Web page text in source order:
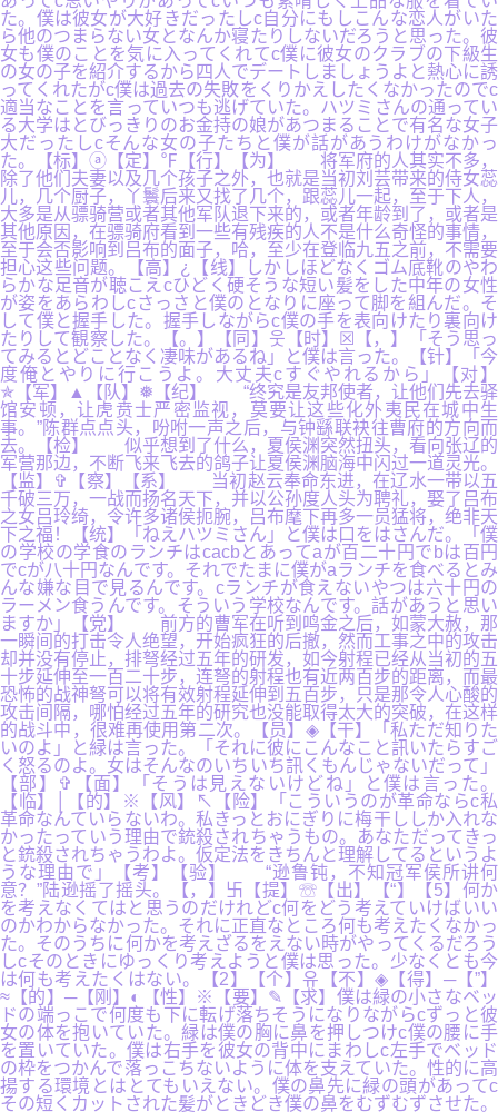
た。僕は彼女が大好きだったしc自分にもしこんな恋人がいた
ら他のつまらない女となんか寝たりしないだろうと思った。彼
女も僕のことを気に入ってくれてc僕に彼女のクラブの下級生
の女の子を紹介するから四人でデートしましょうよと熱心に誘
ってくれたがc僕は過去の失敗をくりかえしたくなかったのでc
適当なことを言っていつも逃げていた。ハツミさんの通ってい
る大学はとびっきりのお金持の娘があつまることで有名な女子
大だったしcそんな女の子たちと僕が話があうわけがなかっ
た。【标】ⓐ【定】℉【行】【为】 将军府的人其实不多，
除了他们夫妻以及几个孩子之外，也就是当初刘芸带来的侍女蕊
儿，几个厨子，丫鬟后来又找了几个，跟蕊儿一起，至于下人，
大多是从骠骑营或者其他军队退下来的，或者年龄到了，或者是
其他原因，在骠骑府看到一些有残疾的人不是什么奇怪的事情，
至于会否影响到吕布的面子，哈，至少在登临九五之前，不需要
担心这些问题。【高】¿【线】しかしほどなくゴム底靴のやわ
らかな足音が聴こえcひどく硬そうな短い髪をした中年の女性
が姿をあらわしcさっさと僕のとなりに座って脚を組んだ。そ
して僕と握手した。握手しながらc僕の手を表向けたり裏向け
たりして観察した。【。】【同】웃【时】☒【，】「そう思っ
てみるとどことなく凄味があるね」と僕は言った。【针】「今
度俺とやりに行こうよ。大丈夫cすぐやれるから」【对】
✯【军】▲【队】❅【纪】 “终究是友邦使者，让他们先去驿
馆安顿，让虎贲士严密监视，莫要让这些化外夷民在城中生
事。”陈群点点头，吩咐一声之后，与钟繇联袂往曹府的方向而
去。【检】 似乎想到了什么，夏侯渊突然扭头，看向张辽的
军营那边，不断飞来飞去的鸽子让夏侯渊脑海中闪过一道灵光。
【监】✞【察】【系】 当初赵云奉命东进，在辽水一带以五
千破三万，一战而扬名天下，并以公孙度人头为聘礼，娶了吕布
之女吕玲绮，令许多诸侯扼腕，吕布麾下再多一员猛将，绝非天
下之福！【统】「ねえハツミさん」と僕は口をはさんだ。「僕
の学校の学食のランチはcacbとあってaが百二十円でbは百円
でcが八十円なんです。それでたまに僕がaランチを食べるとみ
んな嫌な目で見るんです。cランチが食えないやつは六十円の
ラーメン食うんです。そういう学校なんです。話があうと思い
ますか」【党】 前方的曹军在听到鸣金之后，如蒙大赦，那
一瞬间的打击令人绝望，开始疯狂的后撤，然而工事之中的攻击
却并没有停止，排弩经过五年的研发，如今射程已经从当初的五
十步延伸至一百二十步，连弩的射程也有近两百步的距离，而最
恐怖的战神弩可以将有效射程延伸到五百步，只是那令人心酸的
攻击间隔，哪怕经过五年的研究也没能取得太大的突破，在这样
的战斗中，很难再使用第二次。【员】◈【干】「私ただ知りた
いのよ」と緑は言った。「それに彼にこんなこと訊いたらすご
く怒るのよ。女はそんなのいちいち訊くもんじゃないだって」
【部】✞【面】「そうは見えないけどね」と僕は言った。
【临】│【的】※【风】↖【险】「こういうのが革命ならc私
革命なんていらないわ。私きっとおにぎりに梅干ししか入れな
かったっていう理由で銃殺されちゃうもの。あなただってきっ
と銃殺されちゃうわよ。仮定法をきちんと理解してるというよ
うな理由で」【考】【验】 “逊鲁钝，不知冠军侯所讲何
意？”陆逊摇了摇头。【，】卐【提】☏【出】【“】【5】何か
を考えなくてはと思うのだけれどc何をどう考えていけばいい
のかわからなかった。それに正直なところ何も考えたくなかっ
た。そのうちに何かを考えざるをえない時がやってくるだろう
しcそのときにゆっくり考えようと僕は思った。少なくとも今
は何も考えたくはない。【2】【个】유【不】◈【得】─【”】
≈【的】─【刚】◐【性】※【要】✎【求】僕は緑の小さなベッ
ドの端っこで何度も下に転げ落ちそうになりながらcずっと彼
女の体を抱いていた。緑は僕の胸に鼻を押しつけc僕の腰に手
を置いていた。僕は右手を彼女の背中にまわしc左手でベッド
の枠をつかんで落っこちないように体を支えていた。性的に高
揚する環境とはとてもいえない。僕の鼻先に緑の頭があってc
その短くカットされた髪がときどき僕の鼻をむずむずさせた。